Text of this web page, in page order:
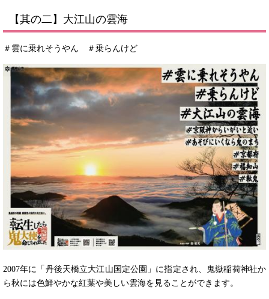
【其の二】大江山の雲海
＃雲に乗れそうやん ＃乗らんけど
2007年に「丹後天橋立大江山国定公園」に指定され、鬼嶽稲荷神社か
ら秋には色鮮やかな紅葉や美しい雲海を見ることができます。